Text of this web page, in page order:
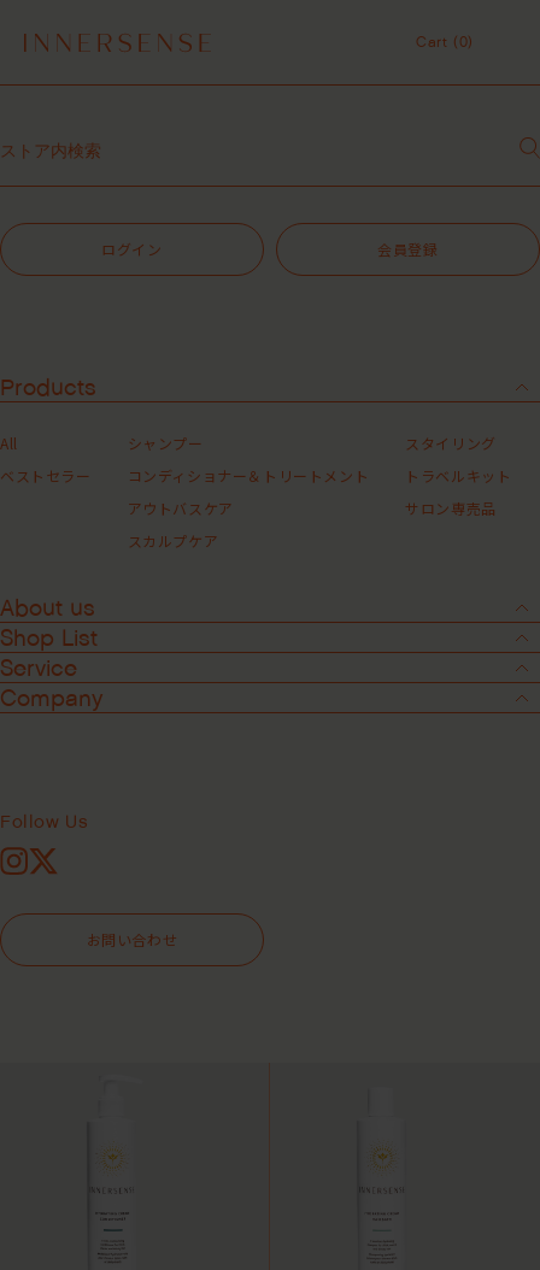
１点以上ご購入で、シャンプーコンディショナーサンプル（２種）プレ
59mL」をプレゼント中！
レビュー1投稿につき30ポイントプレゼント中！
【重要】お盆期間中のお問い合わせと商品配送に関しまして
令和8年熊本地震 被災地支援について
１点以上ご購入で、シャンプーコンディショナーサンプル（２種）プレ
ゼント中！
Cart (0)
ログイン 会員登録
Products
All
ベストセラー
シャンプー
コンディショナー＆トリートメント
アウトバスケア
スカルプケア
スタイリング
トラベルキット
サロン専売品
About us
Shop List
Service
Company
Follow Us
Instagram
X
お問い合わせ
Filter
ALL
ベストセラー
シャンプー
コンディショナー&トリ
アウトバスケア
スカルプケア
トラベルキット
サロン専売品
ピュアクラリファイングマスク ＜洗い
流すヘアパック＞
¥4,400
スイートスピリットリーブインコンデ
ィショナー ＜洗い流さないヘアトリー